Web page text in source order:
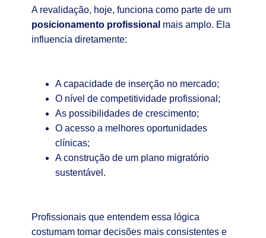
A revalidação, hoje, funciona como parte de um
posicionamento profissional mais amplo. Ela
influencia diretamente:
A capacidade de inserção no mercado;
O nível de competitividade profissional;
As possibilidades de crescimento;
O acesso a melhores oportunidades
clínicas;
A construção de um plano migratório
sustentável.
Profissionais que entendem essa lógica
costumam tomar decisões mais consistentes e